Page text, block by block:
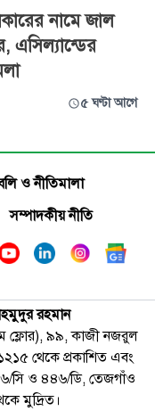
নামে জাল
এসিল্যান্ডের
৫ ঘণ্টা আগে
ও নীতিমালা
সম্পাদকীয় নীতি
রহমান
ফ্লোর), ৯৯, কাজী নজরুল
থেকে প্রকাশিত এবং
সি ও ৪৪৬/ডি, তেজগাঁও
মুদ্রিত।